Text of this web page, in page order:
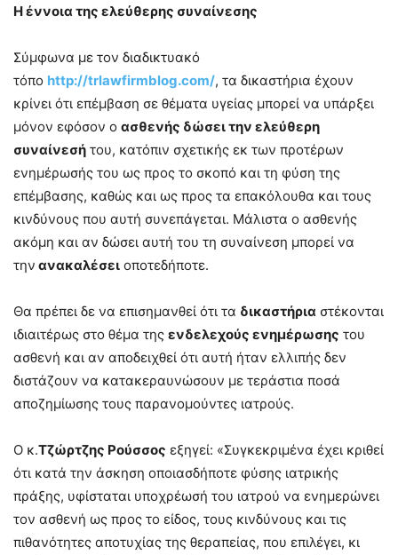
Η έννοια της ελεύθερης συναίνεσης
Σύμφωνα με τον διαδικτυακό
τόπο http://trlawfirmblog.com/, τα δικαστήρια έχουν
κρίνει ότι επέμβαση σε θέματα υγείας μπορεί να υπάρξει
μόνον εφόσον ο ασθενής δώσει την ελεύθερη
συναίνεσή του, κατόπιν σχετικής εκ των προτέρων
ενημέρωσής του ως προς το σκοπό και τη φύση της
επέμβασης, καθώς και ως προς τα επακόλουθα και τους
κινδύνους που αυτή συνεπάγεται. Μάλιστα ο ασθενής
ακόμη και αν δώσει αυτή του τη συναίνεση μπορεί να
την ανακαλέσει οποτεδήποτε.
Θα πρέπει δε να επισημανθεί ότι τα δικαστήρια στέκονται
ιδιαιτέρως στο θέμα της ενδελεχούς ενημέρωσης του
ασθενή και αν αποδειχθεί ότι αυτή ήταν ελλιπής δεν
διστάζουν να κατακεραυνώσουν με τεράστια ποσά
αποζημίωσης τους παρανομούντες ιατρούς.
Ο κ.Τζώρτζης Ρούσσος εξηγεί: «Συγκεκριμένα έχει κριθεί
ότι κατά την άσκηση οποιασδήποτε φύσης ιατρικής
πράξης, υφίσταται υποχρέωσή του ιατρού να ενημερώνει
τον ασθενή ως προς το είδος, τους κινδύνους και τις
πιθανότητες αποτυχίας της θεραπείας, που επιλέγει, κι